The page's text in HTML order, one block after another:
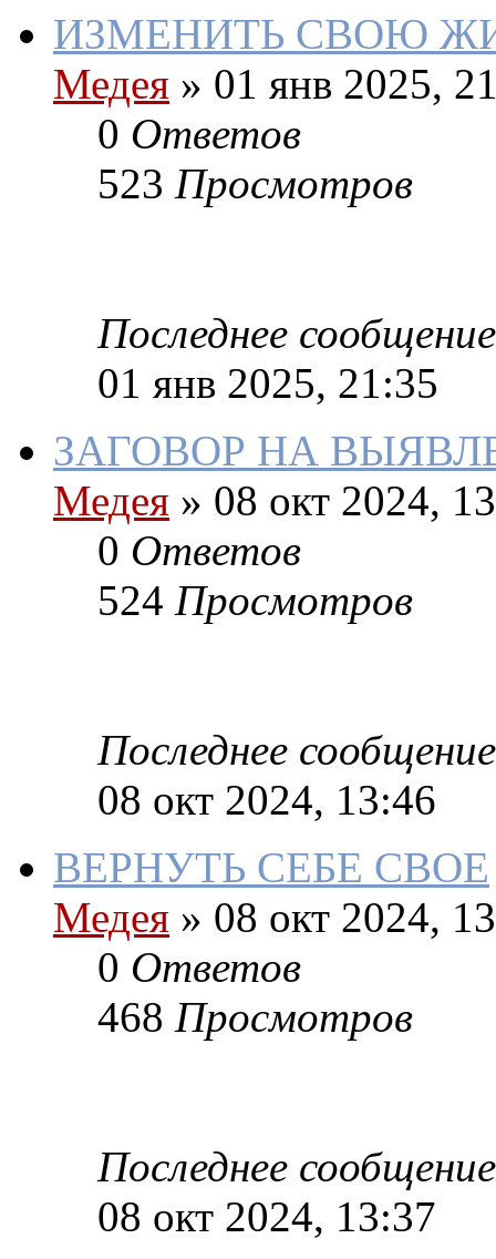
ИЗМЕНИТЬ СВОЮ
Медея » 01 янв 2025,
0 Ответов
523 Просмотров
Последнее сообщение
01 янв 2025, 21:35
ЗАГОВОР НА
Медея » 08 окт 2024,
0 Ответов
524 Просмотров
Последнее сообщение
08 окт 2024, 13:46
ВЕРНУТЬ СЕБЕ СВОЕ
Медея » 08 окт 2024,
0 Ответов
468 Просмотров
Последнее сообщение
08 окт 2024, 13:37